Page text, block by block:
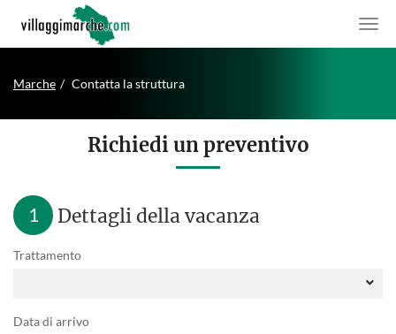
Marche Contatta la struttura
Richiedi un preventivo
1 Dettagli della vacanza
Trattamento
Data di arrivo